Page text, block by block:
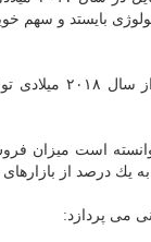
توانسته است میزان
می پردازد: